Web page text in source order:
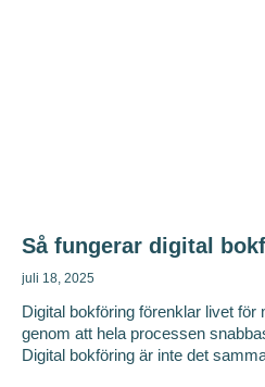
Så fungerar digital
juli 18, 2025
Digital bokföring förenklar livet
genom att hela processen
Digital bokföring är inte det